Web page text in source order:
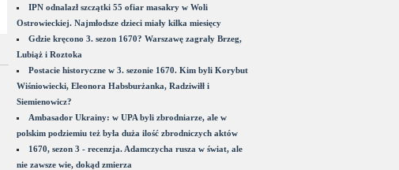
IPN odnalazł szczątki 55 ofiar masakry w Woli
Ostrowieckiej. Najmłodsze dzieci miały kilka miesięcy
Gdzie kręcono 3. sezon 1670? Warszawę zagrały Brzeg,
Lubiąż i Roztoka
Postacie historyczne w 3. sezonie 1670. Kim byli Korybut
Wiśniowiecki, Eleonora Habsburżanka, Radziwiłł i
Siemienowicz?
Ambasador Ukrainy: w UPA byli zbrodniarze, ale w
polskim podziemiu też była duża ilość zbrodniczych aktów
1670, sezon 3 - recenzja. Adamczycha rusza w świat, ale
nie zawsze wie, dokąd zmierza